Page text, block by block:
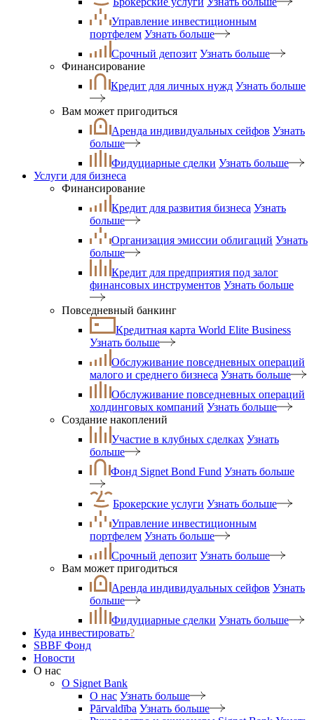
Управление инвестиционным
портфелем Узнать больше
Срочный депозит Узнать больше
Финансирование
Кредит для личных нужд Узнать больше
Вам может пригодиться
Аренда индивидуальных сейфов Узнать
больше
Фидуциарные сделки Узнать больше
Услуги для бизнеса
Финансирование
Кредит для развития бизнеса Узнать
больше
Организация эмиссии облигаций Узнать
больше
Кредит для предприятия под залог
финансовых инструментов Узнать больше
Повседневный банкинг
Кредитная карта World Elite Business
Узнать больше
Обслуживание повседневных операций
малого и среднего бизнеса Узнать больше
Обслуживание повседневных операций
холдинговых компаний Узнать больше
Создание накоплений
Участие в клубных сделках Узнать
больше
Фонд Signet Bond Fund Узнать больше
Брокерские услуги Узнать больше
Управление инвестиционным
портфелем Узнать больше
Срочный депозит Узнать больше
Вам может пригодиться
Аренда индивидуальных сейфов Узнать
больше
Фидуциарные сделки Узнать больше
Куда инвестировать?
SBBF Фонд
Новости
О нас
O Signet Bank
О нас Узнать больше
Pārvaldība Узнать больше